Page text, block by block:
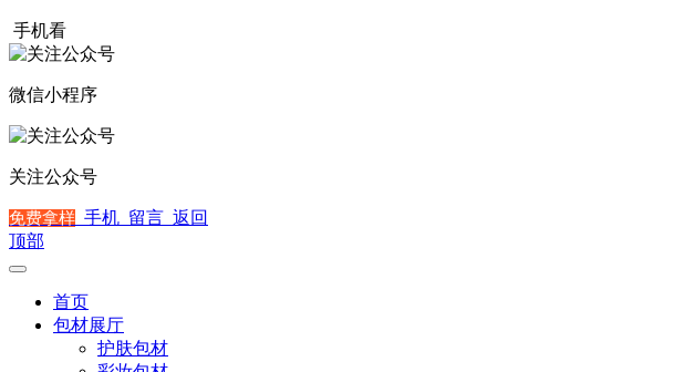
手机看
微信小程序
关注公众号
免费拿样 手机 留言 返回
顶部
首页
包材展厅
护肤包材